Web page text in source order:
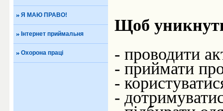
Я МАЮ ПРАВО!
Інтернет приймальня
Охорона праці
Щоб
- проводити
- приймати
-
-